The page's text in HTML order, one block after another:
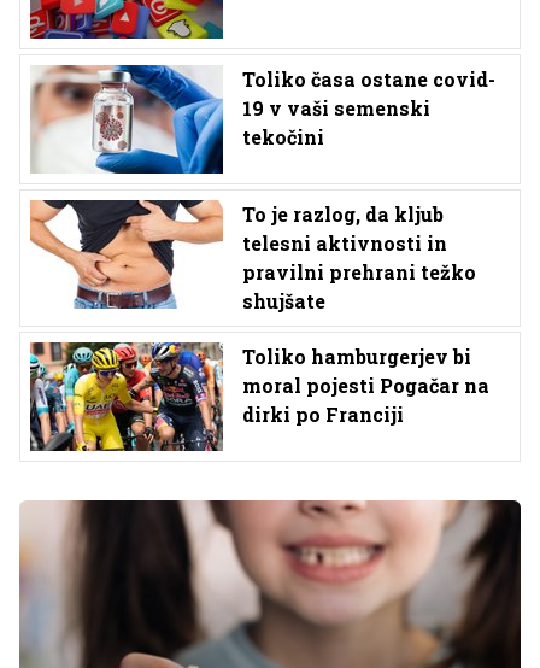
Toliko časa ostane covid-
19 v vaši semenski
tekočini
To je razlog, da kljub
telesni aktivnosti in
pravilni prehrani težko
shujšate
Toliko hamburgerjev bi
moral pojesti Pogačar na
dirki po Franciji